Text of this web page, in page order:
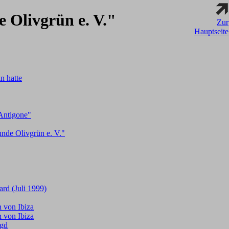
Olivgrün e. V."
hatte
Olivgrün e. V."
(Juli 1999)
von Ibiza
von Ibiza
Zur
Hauptseite